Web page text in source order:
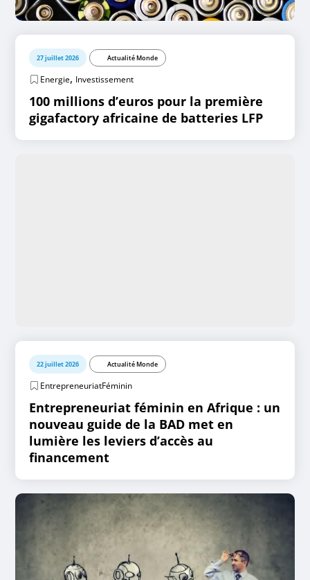
27 juillet 2026 Actualité Monde
Energie, Investissement
100 millions d’euros pour la première
gigafactory africaine de batteries LFP
22 juillet 2026 Actualité Monde
EntrepreneuriatFéminin
Entrepreneuriat féminin en Afrique : un
nouveau guide de la BAD met en
lumière les leviers d’accès au
financement